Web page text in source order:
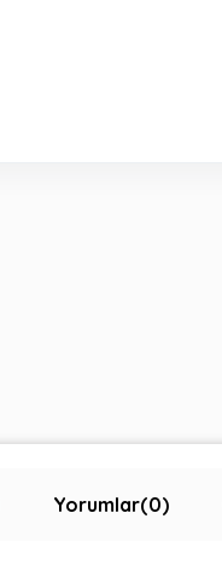
Yorumlar(0)